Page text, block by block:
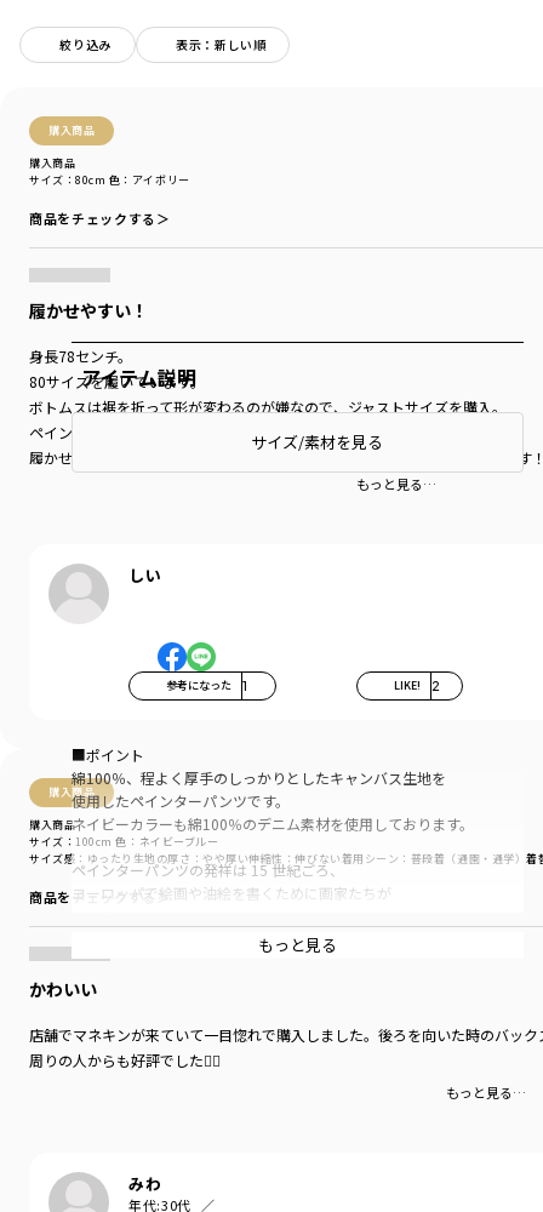
絞り込み 表示：新しい順
購入商品
購入商品
サイズ：80cm 色：アイボリー
商品をチェックする＞
履かせやすい！
身長78センチ。
80サイズを履いています。
ボトムスは裾を折って形が変わるのが嫌なので、ジャストサイズを購入。
ペインターパンツの男の子っぽさが今っぽくて可愛いです。
履かせやすいし、ガシガシ洗っても転んでもヘタらないので、３色待ってます
もっと見る…
しい
参考になった 1 LIKE! 2
購入商品
購入商品
サイズ感 ：ゆったり 生地の厚さ ：やや厚い伸縮性 ：伸びない着用シーン ：普段着（通園・通学）着
サイズ：100cm 色：ネイビーブルー
商品をチェックする＞
かわいい
店舗でマネキンが来ていて一目惚れで購入しました。後ろを向いた時のバッ
周りの人からも好評でした🙆‍♀️
もっと見る…
みわ
年代:30代
アイテム説明
サイズ/素材を見る
■ポイント
綿100％、程よく厚手のしっかりとしたキャンバス生地を
使用したペインターパンツです。
ネイビーカラーも綿100％のデニム素材を使用しております。
ペインターパンツの発祥は 15 世紀ごろ、
ヨーロッパで絵画や油絵を書くために画家たちが
とても丈夫なので硬い生地が一般的ですが、
ブランシェスでは履き心地の良い柔らかい風合いに
ワークパンツ由来のペインターパンツは
ブランシェスでは前パンツのコインポケットを
ビンテージモデルを参考に三角形のスッキリとしたデザインに。
もっと見る